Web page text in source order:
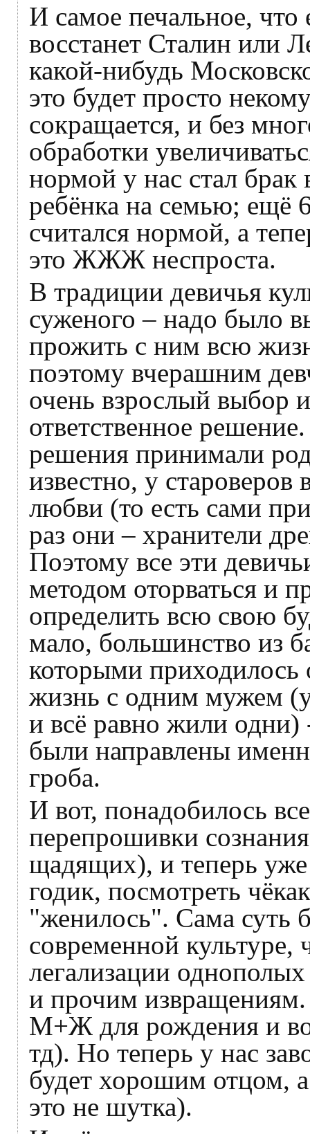
И самое печальное, что
восстанет Сталин или
какой-нибудь
это будет просто
сокращается, и без
обработки
нормой у нас стал
ребёнка на семью; ещё
считался нормой, а
это ЖЖЖ неспроста.
В традиции девичья
суженого – надо было
прожить с ним всю
поэтому вчерашним
очень взрослый выбор
ответственное
решения принимали
известно, у
любви (то есть сами
раз они – хранители
Поэтому все эти
методом оторваться и
определить всю свою
мало, большинство из
которыми
жизнь с одним мужем
и всё равно жили одни)
были направлены
гроба.
И вот, понадобилось
перепрошивки
щадящих), и теперь
годик, посмотреть
"женилось". Сама суть
современной культуре,
легализации
и прочим
М+Ж для рождения и
тд). Но теперь у нас
будет хорошим отцом,
это не шутка).